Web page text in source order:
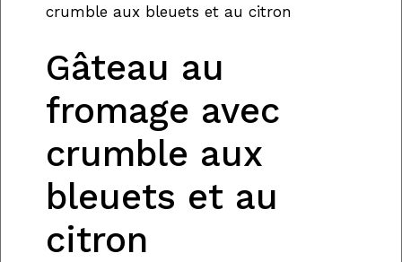
crumble aux bleuets et au citron
Gâteau au
fromage avec
crumble aux
bleuets et au
citron